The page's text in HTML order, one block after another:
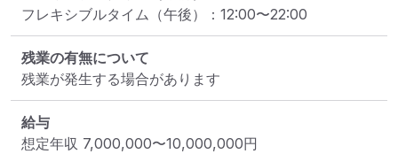
フレキシブルタイム（午後）
： 12:00〜22:00
残業の有無について
残業が発生する場合があります
給与
想定年収 7,000,000〜10,000,000円